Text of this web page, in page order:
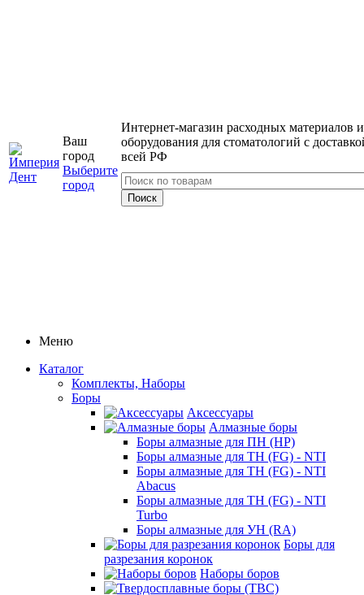
Ваш
город
Выберите
город
Интернет-магазин расходных материалов и
оборудования для стоматологий с
всей РФ
Меню
Каталог
Комплекты, Наборы
Боры
Аксессуары
Алмазные боры
Боры алмазные для ПН (HP)
Боры алмазные для ТН (FG) - NTI
Боры алмазные для ТН (FG) - NTI
Abacus
Боры алмазные для ТН (FG) - NTI
Turbo
Боры алмазные для УН (RA)
Боры для
разрезания коронок
Наборы боров